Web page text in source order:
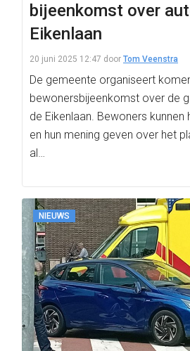
bijeenkomst over
Eikenlaan
20 juni 2025 12:47 door Tom Veenstra
De gemeente organiseert
bewonersbijeenkomst over de
de Eikenlaan. Bewoners kunnen
en hun mening geven over het
al…
NIEUWS